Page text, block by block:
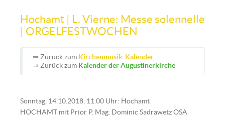
Hochamt | L. Vierne: Messe solennelle
| ORGELFESTWOCHEN
⇒ Zurück zum Kirchenmusik-Kalender
⇒ Zurück zum Kalender der Augustinerkirche
Sonntag, 14.10.2018, 11.00 Uhr: Hochamt
HOCHAMT mit Prior P. Mag. Dominic Sadrawetz OSA